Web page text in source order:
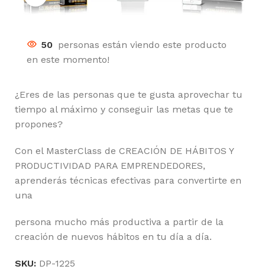
50 personas están viendo este producto
en este momento!
¿Eres de las personas que te gusta aprovechar tu
tiempo al máximo y conseguir las metas que te
propones?
Con el MasterClass de CREACIÓN DE HÁBITOS Y
PRODUCTIVIDAD PARA EMPRENDEDORES,
aprenderás técnicas efectivas para convertirte en
una
persona mucho más productiva a partir de la
creación de nuevos hábitos en tu día a día.
SKU: DP-1225